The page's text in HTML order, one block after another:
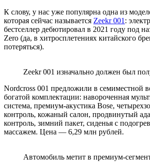
К слову, у нас уже популярна одна из
которая сейчас называется Zeekr 001 :
бестселлер дебютировал в 2021 году под
Zero (да, в хитросплетениях китайского
потеряться).
Zeekr 001 изначально должен был
Nordcross 001 предложили в семиместной
богатой комплектации: навороченная
система, премиум-акустика Bose,
контроль, кожаный салон, продвинутый
контроль, зимний пакет, сиденья с
массажем. Цена — 6,29 млн рублей.
Автомобиль метит в премиум-